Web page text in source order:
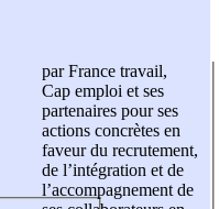
par France travail,
Cap emploi et ses
partenaires pour ses
actions concrètes en
faveur du recrutement,
de l’intégration et de
l’accompagnement de